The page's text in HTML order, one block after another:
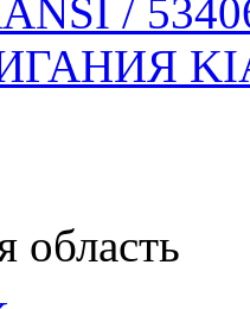
/
KIA
область